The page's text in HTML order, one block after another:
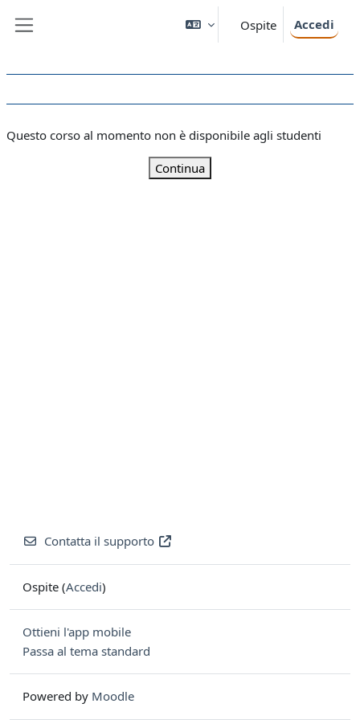
Ospite Accedi
Questo corso al momento non è disponibile agli studenti
Continua
Contatta il supporto
Ospite (Accedi)
Ottieni l'app mobile
Passa al tema standard
Powered by Moodle